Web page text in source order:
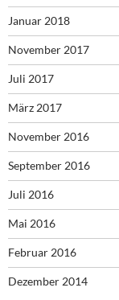
Januar 2018
November 2017
Juli 2017
März 2017
November 2016
September 2016
Juli 2016
Mai 2016
Februar 2016
Dezember 2014